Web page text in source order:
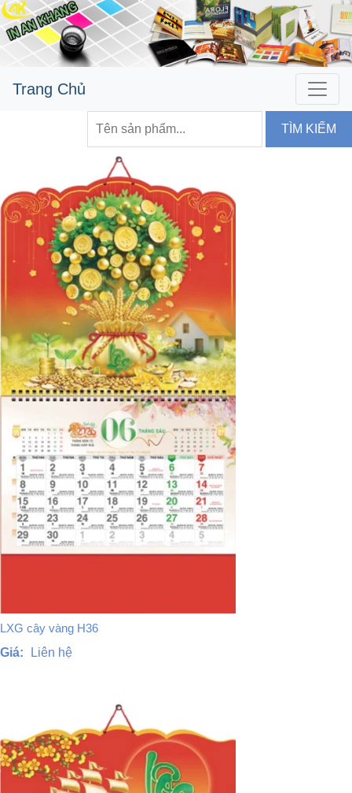
Trang Chủ
LXG cây vàng H36
Giá:
Liên hệ